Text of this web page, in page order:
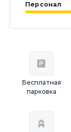
Персонал
Бесплатная
парковка